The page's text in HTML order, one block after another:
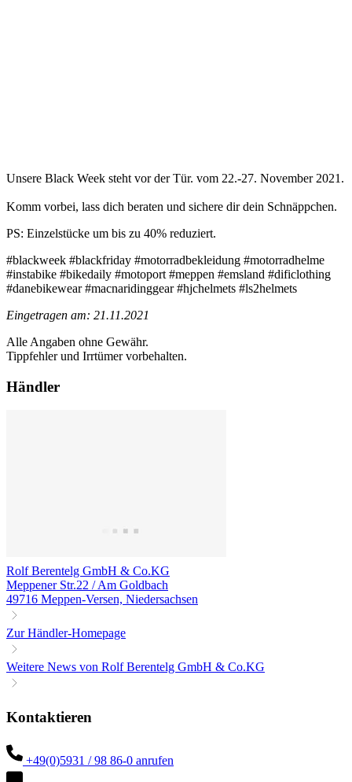
Unsere Black Week steht vor der Tür. vom 22.-27. November 2021.
Komm vorbei, lass dich beraten und sichere dir dein Schnäppchen.
PS: Einzelstücke um bis zu 40% reduziert.
#blackweek #blackfriday #motorradbekleidung #motorradhelme
#instabike #bikedaily #motoport #meppen #emsland #dificlothing
#danebikewear #macnaridinggear #hjchelmets #ls2helmets
Eingetragen am: 21.11.2021
Alle Angaben ohne Gewähr.
Tippfehler und Irrtümer vorbehalten.
Händler
Rolf Berentelg GmbH & Co.KG
Meppener Str.22 / Am Goldbach
49716 Meppen-Versen, Niedersachsen
Zur Händler-Homepage
Weitere News von Rolf Berentelg GmbH & Co.KG
Kontaktieren
+49(0)5931 / 98 86-0 anrufen